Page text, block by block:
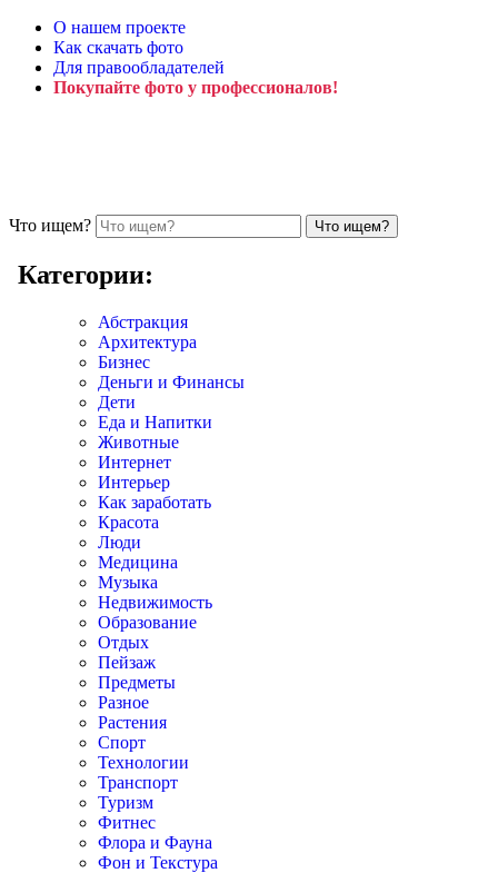
О нашем проекте
Как скачать фото
Для правообладателей
Покупайте фото у профессионалов!
Что ищем?
Категории:
Абстракция
Архитектура
Бизнес
Деньги и Финансы
Дети
Еда и Напитки
Животные
Интернет
Интерьер
Как заработать
Красота
Люди
Медицина
Музыка
Недвижимость
Образование
Отдых
Пейзаж
Предметы
Разное
Растения
Спорт
Технологии
Транспорт
Туризм
Фитнес
Флора и Фауна
Фон и Текстура